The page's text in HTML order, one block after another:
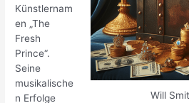
Will
Künstlernam
en „The
Fresh
Prince“.
Seine
musikalische
n Erfolge